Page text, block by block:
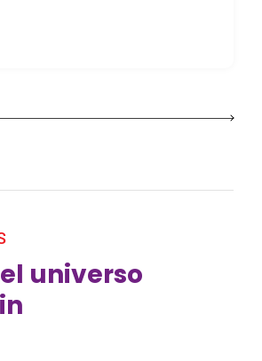
Internacional de Coreografía Burgos & NuevaYork
el universo